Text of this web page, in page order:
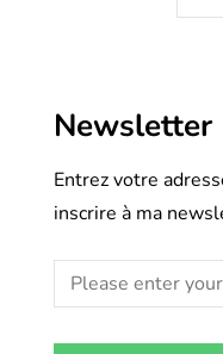
Newsletter
Entrez votre
inscrire à ma